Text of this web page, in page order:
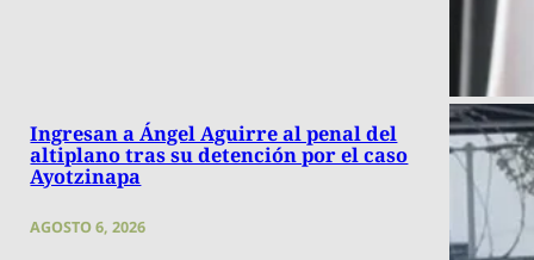
Ingresan a Ángel Aguirre al penal del
altiplano tras su detención por el caso
Ayotzinapa
AGOSTO 6, 2026